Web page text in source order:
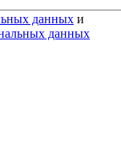
данных и
данных